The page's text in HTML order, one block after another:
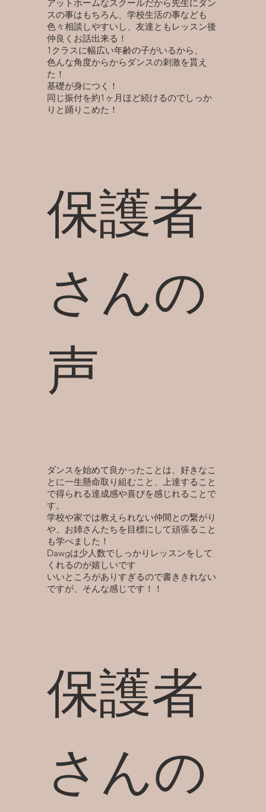
アットホームなスクールだから先生にダン
スの事はもちろん、学校生活の事なども
色々相談しやすいし、友達ともレッスン後
仲良くお話出来る！
1クラスに幅広い年齢の子がいるから、
色んな角度からからダンスの刺激を貰え
た！
基礎が身につく！
同じ振付を約1ヶ月ほど続けるのでしっか
りと踊りこめた！
保護者
さんの
声
ダンスを始めて良かったことは、好きなこ
とに一生懸命取り組むこと、上達すること
で得られる達成感や喜びを感じれることで
す。
学校や家では教えられない仲間との繋がり
や、お姉さんたちを目標にして頑張ること
も学べました！
Dawgは少人数でしっかりレッスンをして
くれるのが嬉しいです
いいところがありすぎるので書ききれない
ですが、そんな感じです！！
保護者
さんの